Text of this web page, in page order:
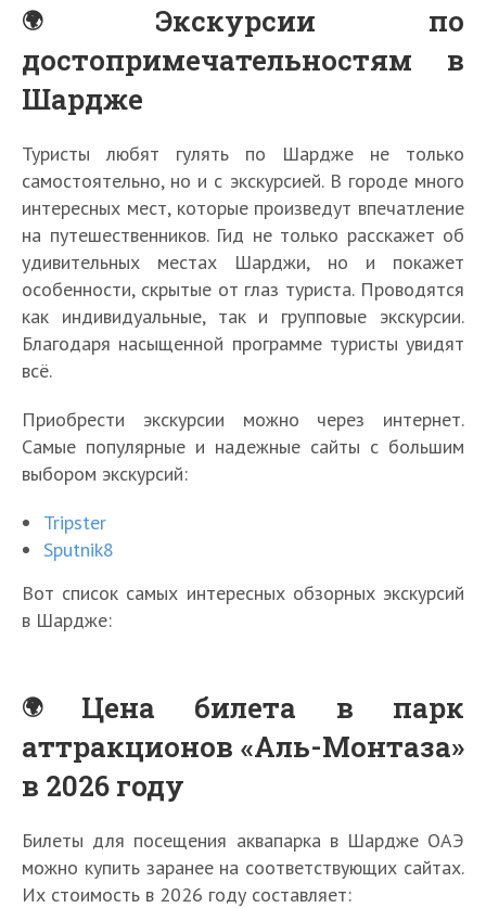
Экскурсии по
достопримечательностям в
Шардже
Туристы любят гулять по Шардже не только
самостоятельно, но и с экскурсией. В городе много
интересных мест, которые произведут впечатление
на путешественников. Гид не только расскажет об
удивительных местах Шарджи, но и покажет
особенности, скрытые от глаз туриста. Проводятся
как индивидуальные, так и групповые экскурсии.
Благодаря насыщенной программе туристы увидят
всё.
Приобрести экскурсии можно через интернет.
Самые популярные и надежные сайты с большим
выбором экскурсий:
Tripster
Sputnik8
Вот список самых интересных обзорных экскурсий
в Шардже:
Цена билета в парк
аттракционов «Аль-Монтаза»
в 2026 году
Билеты для посещения аквапарка в Шардже ОАЭ
можно купить заранее на соответствующих сайтах.
Их стоимость в 2026 году составляет: